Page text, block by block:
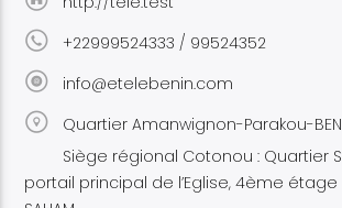
+22999524333 / 99524352
info@etelebenin.com
Quartier Amanwignon-Parakou-
Siège régional Cotonou : Quartier
portail principal de l’Eglise, 4ème